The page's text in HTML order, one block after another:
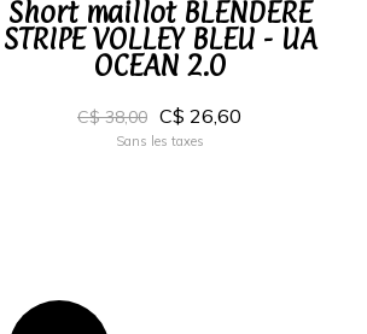
Short maillot BLENDERE
STRIPE VOLLEY BLEU - UA
OCEAN 2.0
C$ 38,00 C$ 26,60
Sans les taxes